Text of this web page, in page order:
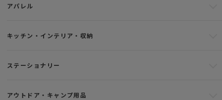
アパレル
キッチン・インテリア・収納
ステーショナリー
アウトドア・キャンプ用品